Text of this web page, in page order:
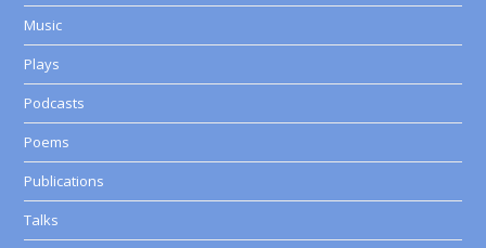
Music
Plays
Podcasts
Poems
Publications
Talks